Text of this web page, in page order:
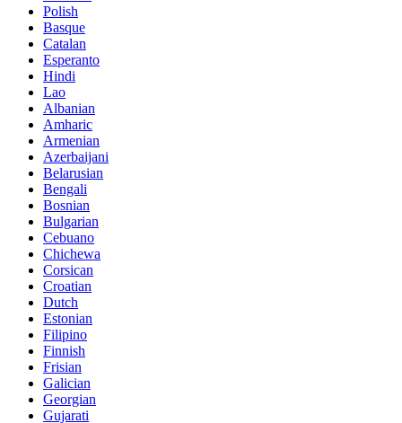
Polish
Basque
Catalan
Esperanto
Hindi
Lao
Albanian
Amharic
Armenian
Azerbaijani
Belarusian
Bengali
Bosnian
Bulgarian
Cebuano
Chichewa
Corsican
Croatian
Dutch
Estonian
Filipino
Finnish
Frisian
Galician
Georgian
Gujarati